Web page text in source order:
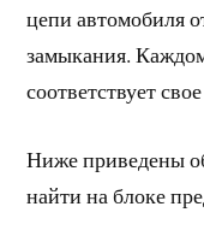
цепи автомобиля
замыкания.
соответствует
Ниже приведены
найти на блоке